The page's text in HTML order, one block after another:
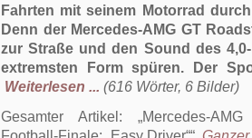
Fahrten mit seinem Motorrad
Denn der Mercedes-AMG GT
zur Straße und den Sound des
extremsten Form spüren. Der
Weiterlesen ... (616 Wörter, 6 Bilder)
Gesamter Artikel:
Mercedes-